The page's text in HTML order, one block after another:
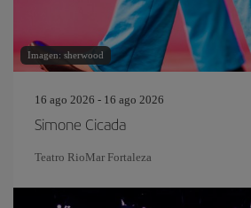
Imagen: sherwood
16 ago 2026 - 16 ago 2026
Simone Cicada
Teatro RioMar Fortaleza